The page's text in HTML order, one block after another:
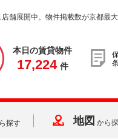
舗展開中。物件掲載数が京都最大
本日の賃貸物件
17,224 件
探す 地図 から